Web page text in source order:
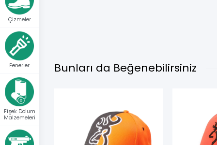
Çizmeler
Fenerler
Fişek Dolum
Malzemeleri
Bunları da Beğenebilirsiniz